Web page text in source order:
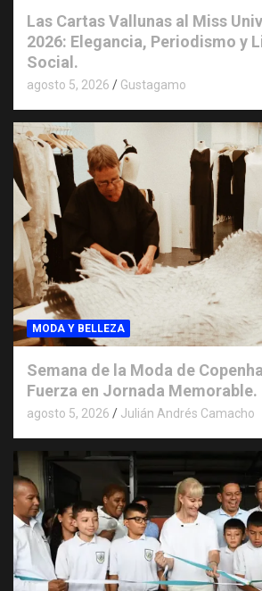
Las Cartas Vallunas al Miss
2026: Elegancia, Periodismo y
Social.
agosto 5, 2026 Gustagamo
MODA Y BELLEZA
Semana de la Moda de
Fuerza en Jornada Memorable.
agosto 5, 2026 Julián Andrés Camacho